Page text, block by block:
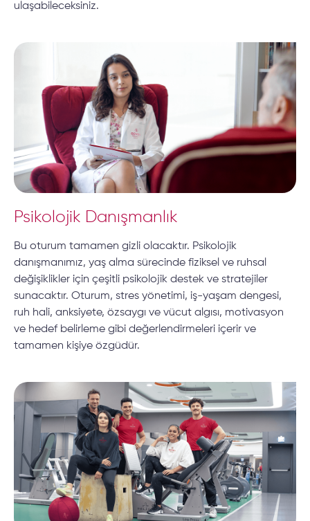
ulaşabileceksiniz.
Psikolojik Danışmanlık
Bu oturum tamamen gizli olacaktır. Psikolojik
danışmanımız, yaş alma sürecinde fiziksel ve ruhsal
değişiklikler için çeşitli psikolojik destek ve stratejiler
sunacaktır. Oturum, stres yönetimi, iş-yaşam dengesi,
ruh hali, anksiyete, özsaygı ve vücut algısı, motivasyon
ve hedef belirleme gibi değerlendirmeleri içerir ve
tamamen kişiye özgüdür.